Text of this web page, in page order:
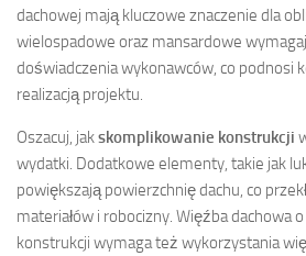
dachowej mają kluczowe znaczenie dla
wielospadowe oraz mansardowe
doświadczenia wykonawców, co podnosi
realizacją projektu.
Oszacuj, jakskomplikowanie konstrukcji
wydatki. Dodatkowe elementy, takie jak
powiększają powierzchnię dachu, co
materiałów i robocizny. Więźba dachowa
konstrukcji wymaga też wykorzystania